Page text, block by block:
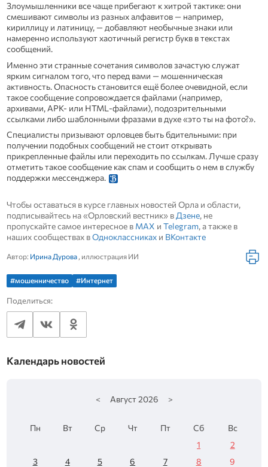
Злоумышленники все чаще прибегают к хитрой тактике: они
смешивают символы из разных алфавитов — например,
кириллицу и латиницу, — добавляют необычные знаки или
намеренно используют хаотичный регистр букв в текстах
сообщений.
Именно эти странные сочетания символов зачастую служат
ярким сигналом того, что перед вами — мошенническая
активность. Опасность становится ещё более очевидной, если
такое сообщение сопровождается файлами (например,
архивами, APK‑ или HTML‑файлами), подозрительными
ссылками либо шаблонными фразами в духе «это ты на фото?».
Специалисты призывают орловцев быть бдительными: при
получении подобных сообщений не стоит открывать
прикрепленные файлы или переходить по ссылкам. Лучше сразу
отметить такое сообщение как спам и сообщить о нем в службу
поддержки мессенджера.
Чтобы оставаться в курсе главных новостей Орла и области,
подписывайтесь на «Орловский вестник» в Дзене, не
пропускайте самое интересное в MAX и Telegram, а также в
наших сообществах вОдноклассникахи ВКонтакте
Автор: Ирина Дурова, иллюстрация ИИ
#мошенничество #Интернет
Поделиться:
Календарь новостей
< Август 2026 >
Пн Вт Ср Чт Пт Сб
Вс
1
2
3
4 5 6 7 8
9